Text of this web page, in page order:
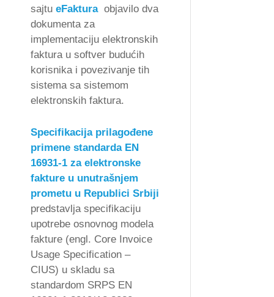
sajtu eFaktura objavilo dva
dokumenta za
implementaciju elektronskih
faktura u softver budućih
korisnika i povezivanje tih
sistema sa sistemom
elektronskih faktura.
Specifikacija prilagođene
primene standarda EN
16931-1 za elektronske
fakture u unutrašnjem
prometu u Republici Srbiji
predstavlja specifikaciju
upotrebe osnovnog modela
fakture (engl. Core Invoice
Usage Specification –
CIUS) u skladu sa
standardom SRPS EN